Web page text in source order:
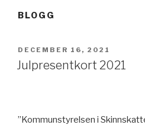
BLOGG
PUBLICERAT
DECEMBER 16, 2021
Julpresentkort 2021
”Kommunstyrelsen i